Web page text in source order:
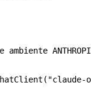
( "claude-